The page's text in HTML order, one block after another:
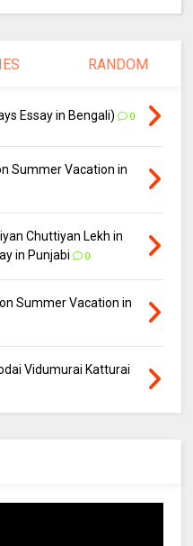
RANDOM
Essay in Bengali) 0
on Summer Vacation in
Chuttiyan Lekh in
in Punjabi
0
Summer Vacation in
Vidumurai Katturai